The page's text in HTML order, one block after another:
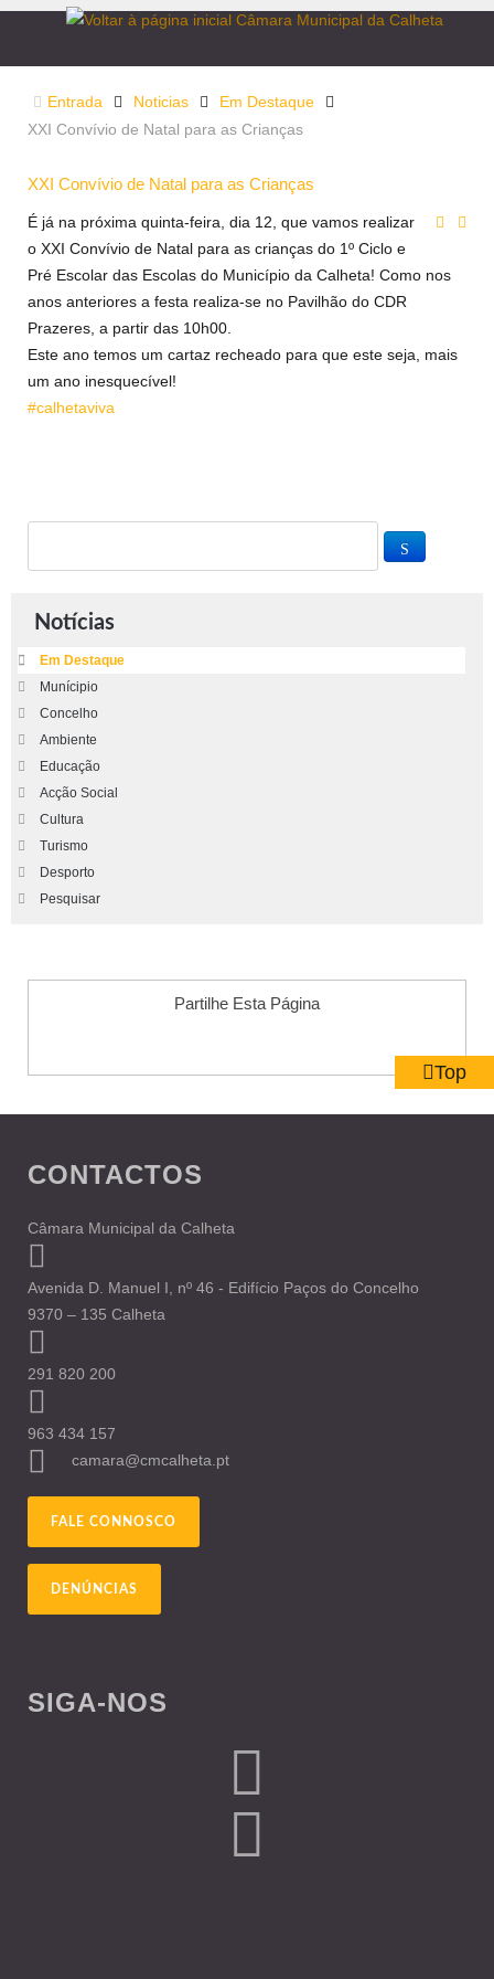
Entrada Noticias
Em Destaque
XXI Convívio de Natal para as Crianças
XXI Convívio de Natal para as Crianças
É já na próxima quinta-feira, dia 12, que vamos realizar
o XXI Convívio de Natal para as crianças do 1º Ciclo e
Pré Escolar das Escolas do Município da Calheta! Como nos
anos anteriores a festa realiza-se no Pavilhão do CDR
Prazeres, a partir das 10h00.
Este ano temos um cartaz recheado para que este seja, mais
um ano inesquecível!
#calhetaviva
Notícias
Em Destaque
Munícipio
Concelho
Ambiente
Educação
Acção Social
Cultura
Turismo
Desporto
Pesquisar
Partilhe Esta Página
CONTACTOS
Câmara Municipal da Calheta
Avenida D. Manuel I, nº 46 - Edifício Paços do Concelho
9370 – 135 Calheta
291 820 200
963 434 157
camara@cmcalheta.pt
FALE CONNOSCO
DENÚNCIAS
SIGA-NOS
Top